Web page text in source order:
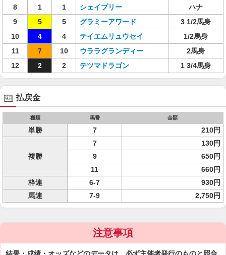
8
1 1 シェイプリー
ハナ
9
5 5 グラミーアワード
3 1/2馬身
10
4 4 テイエムリュウセイ
1/2馬身
11
7 10 ウララグランディー
2馬身
12
2 2 テツマドラゴン 1 3/4馬身
払戻金
種類 馬番 金額
単勝 7 210円
複勝
7
130円
9
650円
11
660円
枠連
6-7
930円
馬連
7-9 2,750円
注意事項